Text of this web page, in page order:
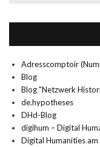
Adresscomptoir
Blog
Blog "Netzwerk
de.hypotheses
DHd-Blog
digihum – Digital
Digital Humanities am